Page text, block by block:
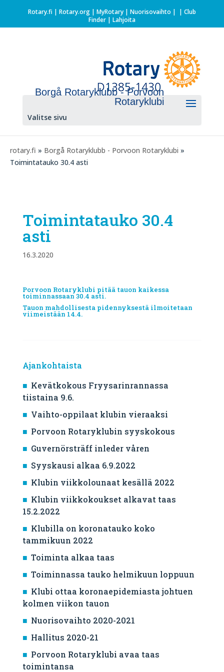
Rotary.fi | Rotary.org| MyRotary | Nuorisovaihto | | Club
Finder| Lahjoita
Borgå Rotaryklubb - Porvoon
Rotaryklubi
Valitse sivu
rotary.fi » Borgå Rotaryklubb - Porvoon Rotaryklubi »
Toimintatauko 30.4 asti
Toimintatauko 30.4
asti
16.3.2020
Porvoon Rotaryklubi pitää tauon kaikessa
toiminnassaan 30.4 asti.
Tauon mahdollisesta pidennyksestä ilmoitetaan
viimeistään 14.4.
Ajankohtaista
Kevätkokous Fryysarinrannassa
tiistaina 9.6.
Vaihto-oppilaat klubin vieraaksi
Porvoon Rotaryklubin syyskokous
Guvernörsträff inleder våren
Syyskausi alkaa 6.9.2022
Klubin viikkolounaat kesällä 2022
Klubin viikkokoukset alkavat taas
15.2.2022
Klubilla on koronatauko koko
tammikuun 2022
Toiminta alkaa taas
Toiminnassa tauko helmikuun loppuun
Klubi ottaa koronaepidemiasta johtuen
kolmen viikon tauon
Nuorisovaihto 2020-2021
Hallitus 2020-21
Porvoon Rotaryklubi avaa taas
toimintansa